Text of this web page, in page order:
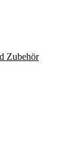
Zubehör